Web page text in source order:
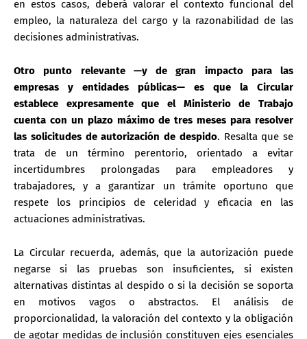
en estos casos, deberá valorar el contexto funcional del
empleo, la naturaleza del cargo y la razonabilidad de las
decisiones administrativas.
Otro punto relevante —y de gran impacto para las
empresas y entidades públicas— es que la Circular
establece expresamente que el Ministerio de Trabajo
cuenta con un plazo máximo de tres meses para resolver
las solicitudes de autorización de despido. Resalta que se
trata de un término perentorio, orientado a evitar
incertidumbres prolongadas para empleadores y
trabajadores, y a garantizar un trámite oportuno que
respete los principios de celeridad y eficacia en las
actuaciones administrativas.
La Circular recuerda, además, que la autorización puede
negarse si las pruebas son insuficientes, si existen
alternativas distintas al despido o si la decisión se soporta
en motivos vagos o abstractos. El análisis de
proporcionalidad, la valoración del contexto y la obligación
de agotar medidas de inclusión constituyen ejes esenciales